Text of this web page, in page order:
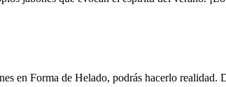
en Forma de Helado, podrás hacerlo realidad.